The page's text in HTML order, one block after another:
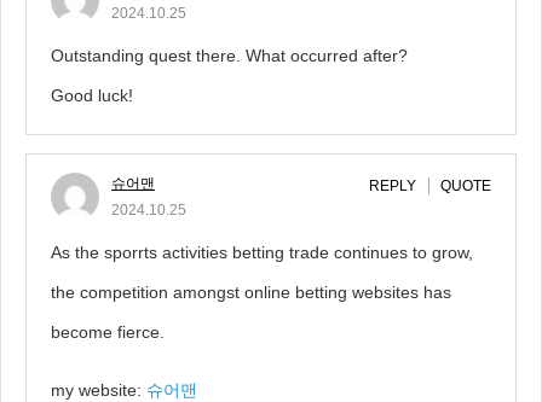
2024.10.25
Outstanding quest there. What occurred after?
Good luck!
슈어맨
2024.10.25
REPLY QUOTE
As the sporrts activities betting trade continues to grow,
the competition amongst online betting websites has
become fierce.
my website: 슈어맨